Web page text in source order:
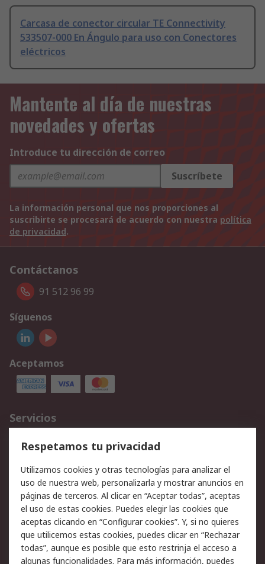
Carcasa de conector circular TE Connectivity
533507-000 En Ángulo para uso con Conectores
eléctricos
Mantente al día de nuestras
novedades y ofertas
Introduce tu dirección de correo
Suscríbete
La información personal que nos proporciones al
suscribirte se procesará de acuerdo con nuestra política
de privacidad.
Contáctanos
91 512 96 99
Síguenos
Aceptamos
Servicios
Cómo realizar pedidos
Devoluciones
Facturación y pago
Ofertas
Soporte técnico
Legal
Aviso legal
Política de privacidad -
Actualizada
Política sobre cookies
Seguridad de emails
Respetamos tu privacidad
Utilizamos cookies y otras tecnologías para analizar el
uso de nuestra web, personalizarla y mostrar anuncios en
páginas de terceros. Al clicar en “Aceptar todas”, aceptas
el uso de estas cookies. Puedes elegir las cookies que
aceptas clicando en “Configurar cookies”. Y, si no quieres
que utilicemos estas cookies, puedes clicar en “Rechazar
todas”, aunque es posible que esto restrinja el acceso a
algunas funcionalidades. Para más información, puedes